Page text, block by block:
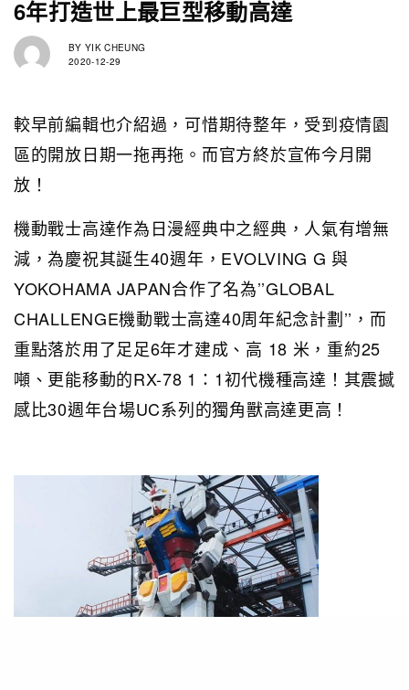
6年打造世上最巨型移動高達
BY YIK CHEUNG
2020-12-29
較早前編輯也介紹過，可惜期待整年，受到疫情園
區的開放日期一拖再拖。而官方終於宣佈今月開
放！
機動戰士高達作為日漫經典中之經典，人氣有增無
減，為慶祝其誕生40週年，EVOLVING G 與
YOKOHAMA JAPAN合作了名為’’GLOBAL
CHALLENGE機動戰士高達40周年紀念計劃’’，而
重點落於用了足足6年才建成、高 18 米，重約25
噸、更能移動的RX-78 1：1初代機種高達！其震撼
感比30週年台場UC系列的獨角獸高達更高！